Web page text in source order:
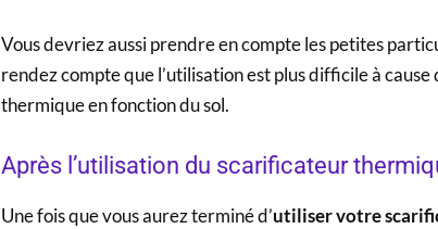
Vous devriez aussi prendre en compte les petites
rendez compte que l’utilisation est plus difficile à
thermique en fonction du sol.
Après l’utilisation du scarificateur
Une fois que vous aurez terminé d’utiliser votre